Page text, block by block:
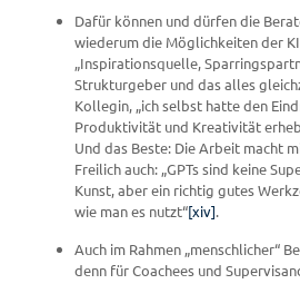
Dafür können und dürfen die
wiederum die Möglichkeiten der
„Inspirationsquelle,
Strukturgeber und das alles
Kollegin, „ich selbst hatte den
Produktivität und Kreativität
Und das Beste: Die Arbeit macht
Freilich auch: „GPTs sind keine
Kunst, aber ein richtig gutes
wie man es nutzt“[xiv].
Auch im Rahmen „menschlicher“
denn für Coachees und